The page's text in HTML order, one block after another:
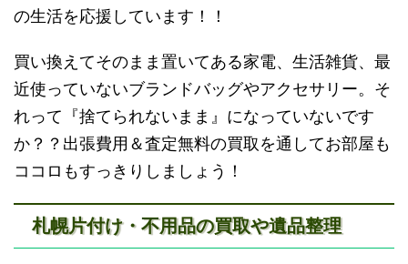
砂川不用品回収 帯広・十勝不用品回収
の生活を応援しています！！
買い換えてそのまま置いてある家電、生活雑貨、最
近使っていないブランドバッグやアクセサリー。そ
れって『捨てられないまま』になっていないです
か？？出張費用＆査定無料の買取を通してお部屋も
ココロもすっきりしましょう！
札幌片付け・不用品の買取や遺品整理